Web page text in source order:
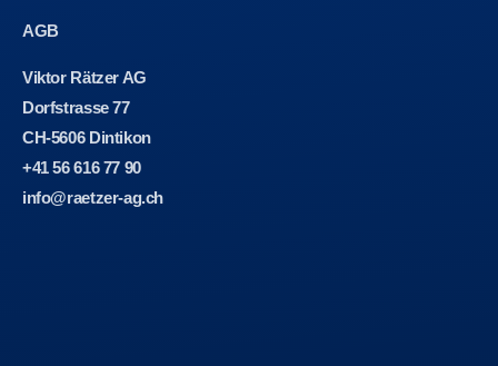
AGB
Viktor Rätzer AG
Dorfstrasse 77
CH-5606 Dintikon
+41 56 616 77 90
info@raetzer-ag.ch